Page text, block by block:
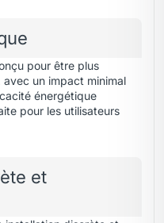
pour être plus
avec un impact minimal
énergétique
pour les utilisateurs
et